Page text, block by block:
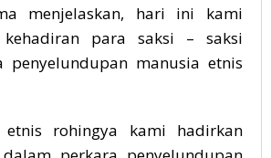
menjelaskan, hari ini kami
kehadiran para saksi – saksi
penyelundupan manusia etnis
etnis rohingya kami hadirkan